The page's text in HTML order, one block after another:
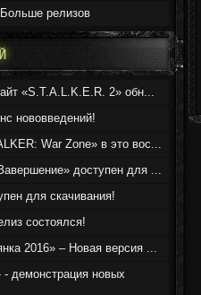
релизов
«S.T.A.L.K.E.R. 2» обн...
нововведений!
War Zone» в это вос...
доступен для ...
для скачивания!
состоялся!
2016» – Новая версия ...
- демонстрация новых